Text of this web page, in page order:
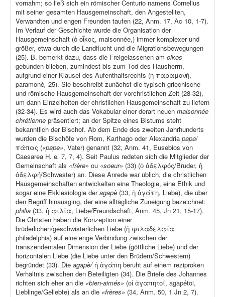
vornahm; so ließ sich ein römischer Centurio namens Cornelius
mit seiner gesamten Hausgemeinschaft, den Angestellten,
Verwandten und engen Freunden taufen (22, Anm. 17, Ac 10, 1-7).
Im Verlauf der Geschichte wurde die Organisation der
Hausgemeinschaft (ὁ οἶκος, maisonnée,) immer komplexer und
größer, etwa durch die Landflucht und die Migrationsbewegungen
(25). B. bemerkt dazu, dass die Freigelassenen am oikos
gebunden blieben, zumindest bis zum Tod des Hausherrn,
aufgrund einer Klausel des Aufenthaltsrechts (ἡ παραμονή,
paramonè, 25). Sie beschreibt zunächst die typisch griechische
und römische Hausgemeinschaft der vorchristlichen Zeit (28-32),
um dann Einzelheiten der christlichen Hausgemeinschaft zu liefern
(32-34). Es wird auch das Vokabular einer derart neuen maisonnée
chrétienne präsentiert; an der Spitze eines Bistums steht
bekanntlich der Bischof. Ab dem Ende des zweiten Jahrhunderts
wurden die Bischöfe von Rom, Karthago oder Alexandria papa/
πάπας («pape», Vater) genannt (32, Anm. 41, Eusebios von
Caesarea H. e. 7, 7, 4). Seit Paulus redeten sich die Mitglieder der
Gemeinschaft als «frère» ou «soeur» (33) (ὁ ἀδελφός/Bruder, ἡ
ἀδελφή/Schwester) an. Diese Anrede war üblich, die christlichen
Hausgemeinschaften entwickelten eine Theologie, eine Ethik und
sogar eine Ekklesiologie deragapè (33, ἡ ἀγάπη, Liebe), die über
den Begriff hinausging, der eine alltägliche Zuneigung bezeichnet:
philia (33, ἡ φιλία, Liebe/Freundschaft, Anm. 45, Jn 21, 15-17).
Die Christen haben die Konzeption einer
brüderlichen/geschwisterlichen Liebe (ἡ φιλαδελφία,
philadelphia) auf eine enge Verbindung zwischen der
transzendentalen Dimension der Liebe (göttliche Liebe) und der
horizontalen Liebe (die Liebe unter den Brüdern/Schwestern)
begründet (33). Die agapè/ἡ ἀγάπη beruht auf einem reziproken
Verhältnis zwischen den Beteiligten (34). Die Briefe des Johannes
richten sich eher an die «bien-aimés» (οἱ ἀγαπητοί, agapétoi,
Lieblinge/Geliebte) als an die «frères» (34, Anm. 50, 1 Jn 2, 7).